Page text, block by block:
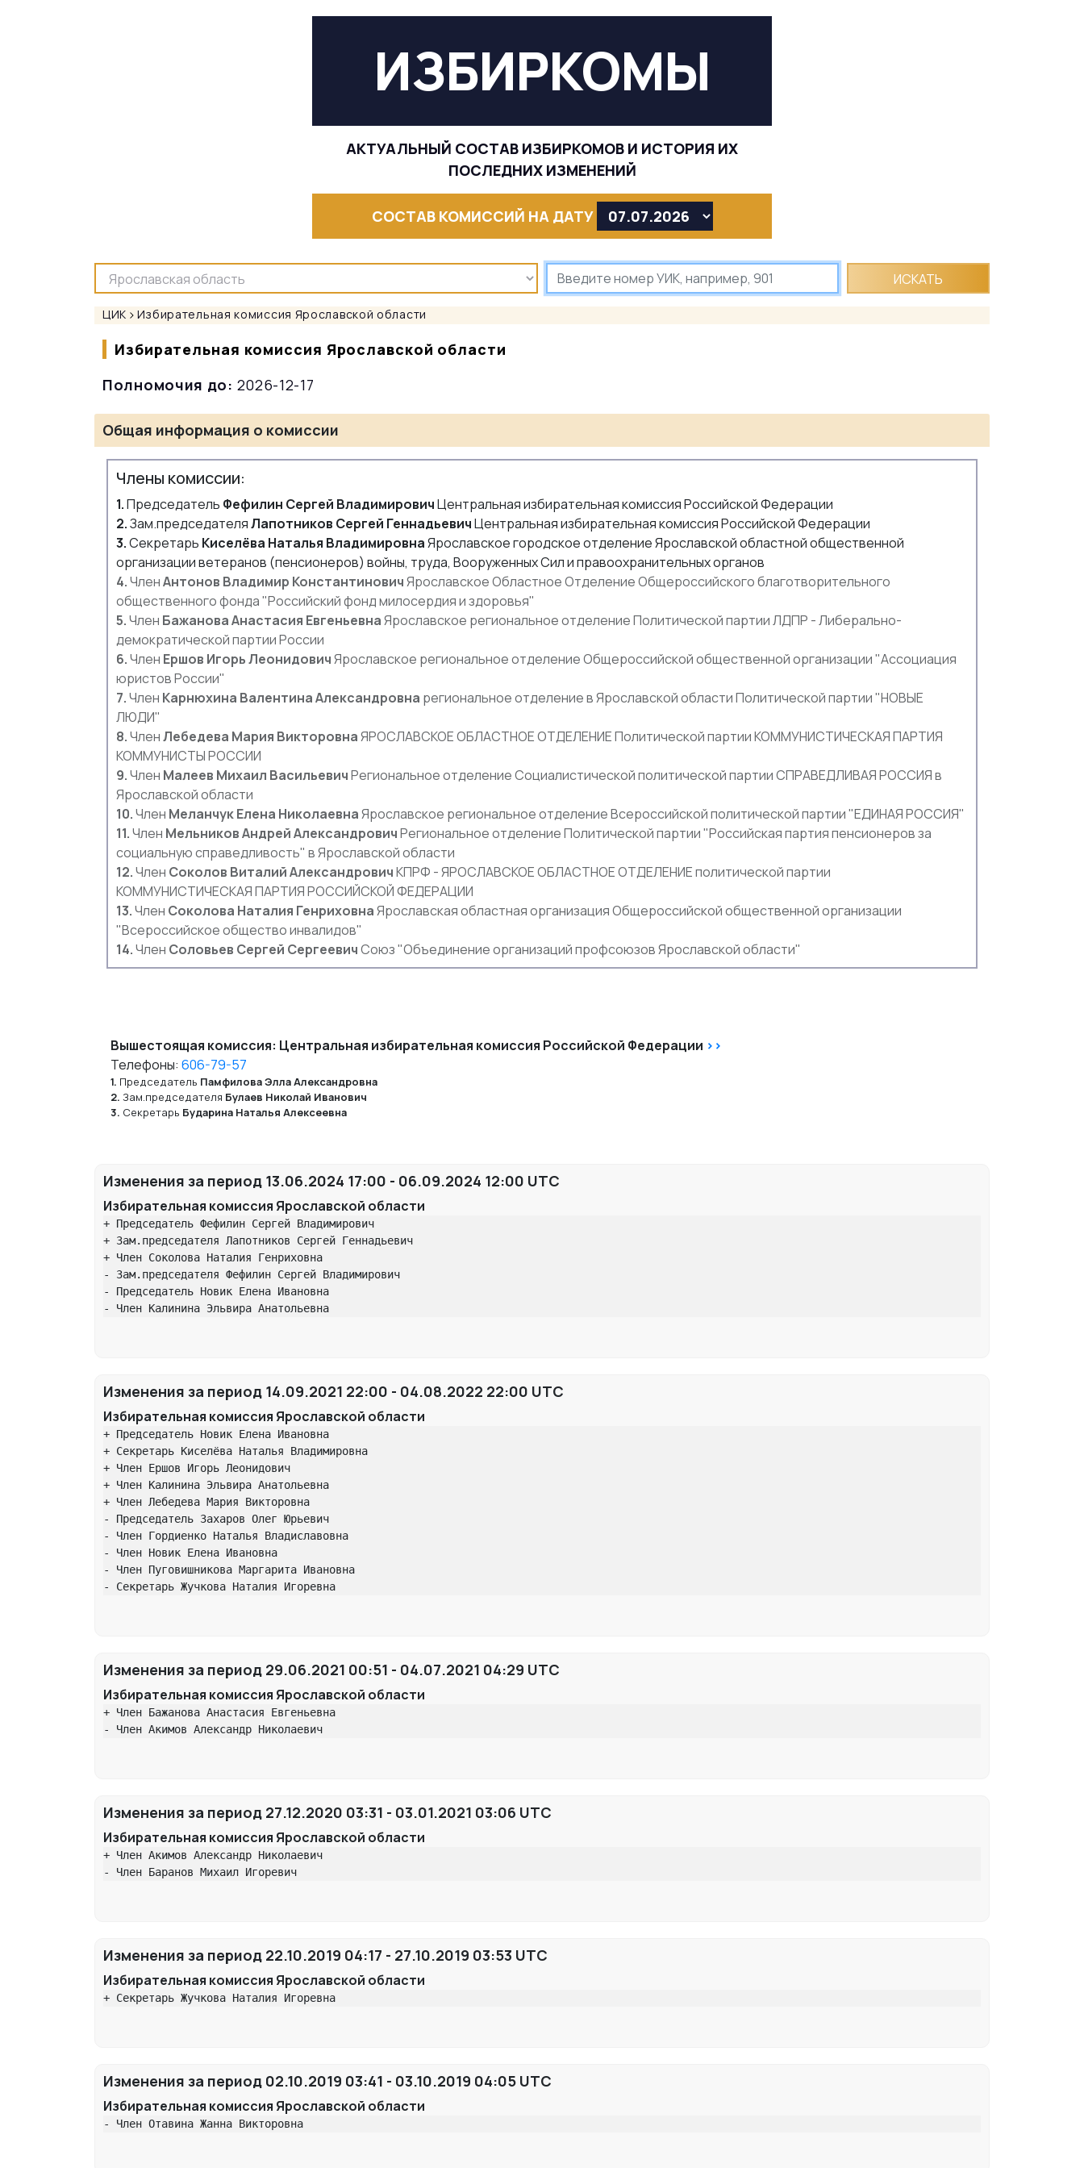
ИЗБИРКОМЫ
АКТУАЛЬНЫЙ СОСТАВ ИЗБИРКОМОВ И ИСТОРИЯ ИХ
ПОСЛЕДНИХ ИЗМЕНЕНИЙ
СОСТАВ КОМИССИЙ НА ДАТУ
ИСКАТЬ
ЦИК Избирательная комиссия Ярославской области
Избирательная комиссия Ярославской области
Полномочия до: 2026-12-17
Общая информация о комиссии
Члены комиссии:
1.Председатель Фефилин Сергей ВладимировичЦентральная избирательная комиссия Российской Федерации
2.Зам.председателяЛапотников Сергей ГеннадьевичЦентральная избирательная комиссия Российской Федерации
3.Секретарь Киселёва Наталья ВладимировнаЯрославское городское отделение Ярославской областной общественной
организации ветеранов (пенсионеров) войны, труда, Вооруженных Сил и правоохранительных органов
4.ЧленАнтонов Владимир КонстантиновичЯрославское Областное Отделение Общероссийского благотворительного
общественного фонда "Российский фонд милосердия и здоровья"
5.Член Бажанова Анастасия ЕвгеньевнаЯрославское региональное отделение Политической партии ЛДПР - Либерально-
демократической партии России
6.Член Ершов Игорь ЛеонидовичЯрославское региональное отделение Общероссийской общественной организации "Ассоциация
юристов России"
7.Член Карнюхина Валентина Александровна региональное отделение в Ярославской области Политической партии "НОВЫЕ
ЛЮДИ"
8.ЧленЛебедева Мария ВикторовнаЯРОСЛАВСКОЕ ОБЛАСТНОЕ ОТДЕЛЕНИЕ Политической партии КОММУНИСТИЧЕСКАЯ ПАРТИЯ
КОММУНИСТЫ РОССИИ
9.Член Малеев Михаил ВасильевичРегиональное отделение Социалистической политической партии СПРАВЕДЛИВАЯ РОССИЯ в
Ярославской области
10.Член Меланчук Елена НиколаевнаЯрославское региональное отделение Всероссийской политической партии "ЕДИНАЯ РОССИЯ"
11.Член Мельников Андрей АлександровичРегиональное отделение Политической партии "Российская партия пенсионеров за
социальную справедливость" в Ярославской области
12.Член Соколов Виталий АлександровичКПРФ - ЯРОСЛАВСКОЕ ОБЛАСТНОЕ ОТДЕЛЕНИЕ политической партии
КОММУНИСТИЧЕСКАЯ ПАРТИЯ РОССИЙСКОЙ ФЕДЕРАЦИИ
13.Член Соколова Наталия ГенриховнаЯрославская областная организация Общероссийской общественной организации
"Всероссийское общество инвалидов"
14.Член Соловьев Сергей СергеевичСоюз "Объединение организаций профсоюзов Ярославской области"
Вышестоящая комиссия: Центральная избирательная комиссия Российской Федерации >>
Телефоны: 606-79-57
1. Председатель Памфилова Элла Александровна
2. Зам.председателя Булаев Николай Иванович
3. Секретарь Бударина Наталья Алексеевна
Изменения за период 13.06.2024 17:00 - 06.09.2024 12:00 UTC
Избирательная комиссия Ярославской области
+ Председатель Фефилин Сергей Владимирович
+ Зам.председателя Лапотников Сергей Геннадьевич
+ Член Соколова Наталия Генриховна
- Зам.председателя Фефилин Сергей Владимирович
- Председатель Новик Елена Ивановна
- Член Калинина Эльвира Анатольевна
Изменения за период 14.09.2021 22:00 - 04.08.2022 22:00 UTC
Избирательная комиссия Ярославской области
+ Председатель Новик Елена Ивановна
+ Секретарь Киселёва Наталья Владимировна
+ Член Ершов Игорь Леонидович
+ Член Калинина Эльвира Анатольевна
+ Член Лебедева Мария Викторовна
- Председатель Захаров Олег Юрьевич
- Член Гордиенко Наталья Владиславовна
- Член Новик Елена Ивановна
- Член Пуговишникова Маргарита Ивановна
- Секретарь Жучкова Наталия Игоревна
Изменения за период 29.06.2021 00:51 - 04.07.2021 04:29 UTC
Избирательная комиссия Ярославской области
+ Член Бажанова Анастасия Евгеньевна
- Член Акимов Александр Николаевич
Изменения за период 27.12.2020 03:31 - 03.01.2021 03:06 UTC
Избирательная комиссия Ярославской области
+ Член Акимов Александр Николаевич
- Член Баранов Михаил Игоревич
Изменения за период 22.10.2019 04:17 - 27.10.2019 03:53 UTC
Избирательная комиссия Ярославской области
+ Секретарь Жучкова Наталия Игоревна
Изменения за период 02.10.2019 03:41 - 03.10.2019 04:05 UTC
Избирательная комиссия Ярославской области
- Член Отавина Жанна Викторовна